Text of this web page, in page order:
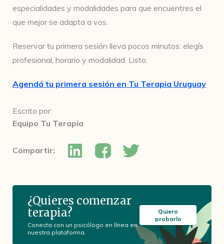
especialidades y modalidades para que encuentres el
que mejor se adapta a vos.
Reservar tu primera sesión lleva pocos minutos: elegís
profesional, horario y modalidad. Listo.
Agendá tu primera sesión en Tu Terapia Uruguay
Escrito por:
Equipo Tu Terapia
Compartir:
¿Quieres comenzar
terapia?
Conecta con un psicólogo en línea en
nuestra plataforma.
Quiero
probarlo